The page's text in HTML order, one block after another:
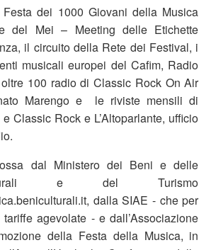
dei 1000 Giovani della Musica
del Mei – Meeting delle Etichette
il circuito della Rete dei Festival, i
musicali europei del Cafim, Radio
100 radio di Classic Rock On Air
Marengo e le riviste mensili di
Classic Rock e L’Altoparlante, ufficio
dal Ministero dei Beni e delle
e del Turismo
dalla SIAE - che per
agevolate - e dall’Associazione
della Festa della Musica, in